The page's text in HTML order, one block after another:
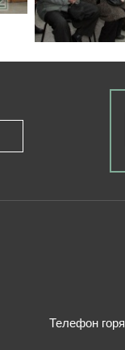
Телефон